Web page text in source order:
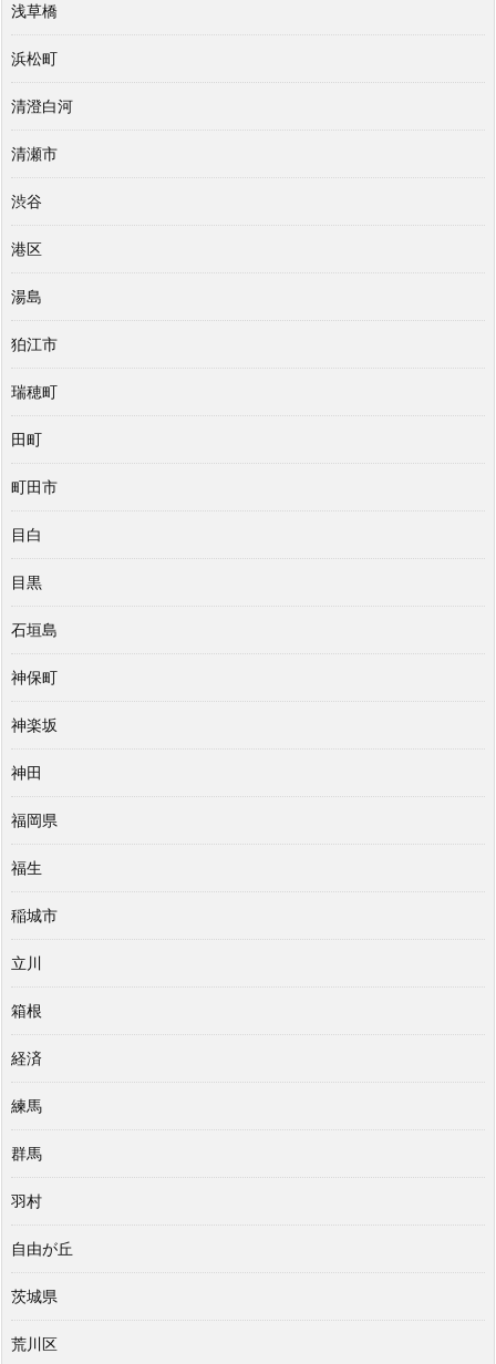
浅草橋
浜松町
清澄白河
清瀬市
渋谷
港区
湯島
狛江市
瑞穂町
田町
町田市
目白
目黒
石垣島
神保町
神楽坂
神田
福岡県
福生
稲城市
立川
箱根
経済
練馬
群馬
羽村
自由が丘
茨城県
荒川区